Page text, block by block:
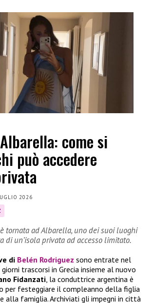
come si
può accedere
2026
tornata ad Albarella, uno dei suoi luoghi
di un’isola privata ad accesso limitato.
di Belén Rodriguez sono entrate nel
trascorsi in Grecia insieme al nuovo
Fidanzati , la conduttrice argentina è
per festeggiare il compleanno della figlia
alla famiglia. Archiviati gli impegni in città